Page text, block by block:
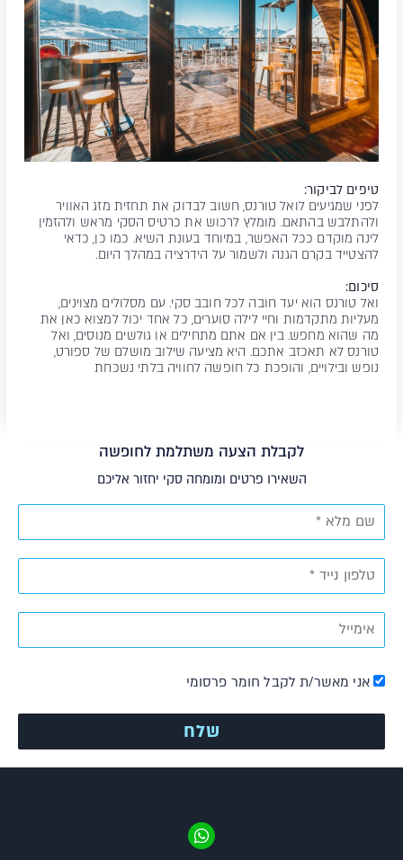
טיפים לביקור:
לפני שמגיעים לואל טורנס, חשוב לבדוק את תחזית מזג האוויר
ולהתלבש בהתאם. מומלץ לרכוש את כרטיס הסקי מראש ולהזמין
לינה מוקדם ככל האפשר, במיוחד בעונת השיא. כמו כן, כדאי
להצטייד בקרם הגנה ולשמור על הידרציה במהלך היום.
סיכום:
ואל טורנס הוא יעד חובה לכל חובב סקי. עם מסלולים מצוינים,
מעליות מתקדמות וחיי לילה סוערים, כל אחד יכול למצוא כאן את
מה שהוא מחפש. בין אם אתם מתחילים או גולשים מנוסים, ואל
טורנס לא תאכזב אתכם. היא מציעה שילוב מושלם של ספורט,
נופש ובילויים, והופכת כל חופשה לחוויה בלתי נשכחת
לקבלת הצעה משתלמת לחופשה
השאירו פרטים ומומחה סקי יחזור אליכם
אני מאשר/ת לקבל חומר פרסומי